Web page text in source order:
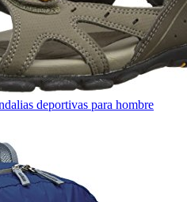
deportivas para hombre